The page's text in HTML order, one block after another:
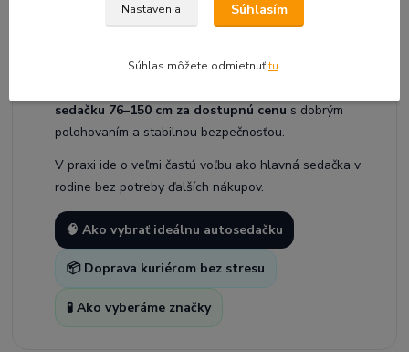
Prečo ONETO3 i-Size odporúčame u
sedačku 76–150 cm za dostupnú cenu s dobrým
polohovaním a stabilnou bezpečnosťou.
V praxi ide o veľmi častú voľbu ako hlavná sedačka v
rodine bez potreby ďalších nákupov.
🧠 Ako vybrať ideálnu autosedačku
📦 Doprava kuriérom bez stresu
🧪 Ako vyberáme značky
Nastavenia Súhlasím
Súhlas môžete odmietnuťtu.